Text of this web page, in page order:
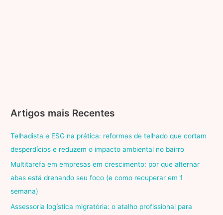
Artigos mais Recentes
Telhadista e ESG na prática: reformas de telhado que cortam
desperdícios e reduzem o impacto ambiental no bairro
Multitarefa em empresas em crescimento: por que alternar
abas está drenando seu foco (e como recuperar em 1
semana)
Assessoria logística migratória: o atalho profissional para